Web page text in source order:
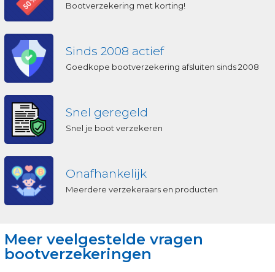
Bootverzekering met korting!
Sinds 2008 actief
Goedkope bootverzekering afsluiten sinds 2008
Snel geregeld
Snel je boot verzekeren
Onafhankelijk
Meerdere verzekeraars en producten
Meer veelgestelde vragen
bootverzekeringen